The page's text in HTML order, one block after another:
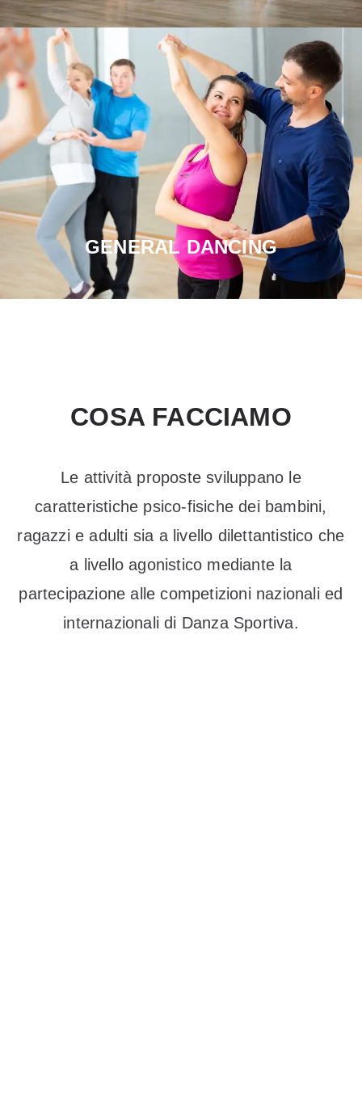
GENERAL DANCING
COSA FACCIAMO
Le attività proposte sviluppano le
caratteristiche psico-fisiche dei bambini,
ragazzi e adulti sia a livello dilettantistico che
a livello agonistico mediante la
partecipazione alle competizioni nazionali ed
internazionali di Danza Sportiva.